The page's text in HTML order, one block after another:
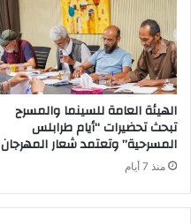
الهيئة العامة للسينما والمسرح
تبحث تحضيرات “أيام طرابلس
المسرحية” وتعتمد شعار المهرجان
منذ 7 أيام